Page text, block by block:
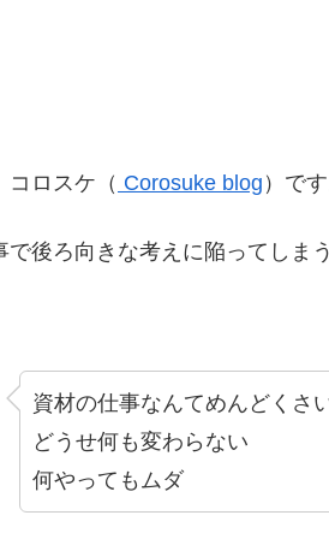
コロスケ（ Corosuke blog ）です
で後ろ向きな考えに陥ってしま
資材の仕事なんてめんどくさ
どうせ何も変わらない
何やってもムダ